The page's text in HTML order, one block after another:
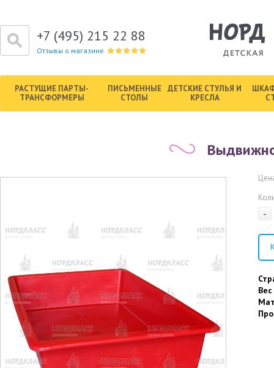
+7 (495) 215 22 88
Отзывы о магазине
РАСТУЩИЕ ПАРТЫ-
ТРАНСФОРМЕРЫ
ПИСЬМЕННЫЕ
СТОЛЫ
ДЕТСКИЕ СТУЛЬЯ И
КРЕСЛА
-
Вес